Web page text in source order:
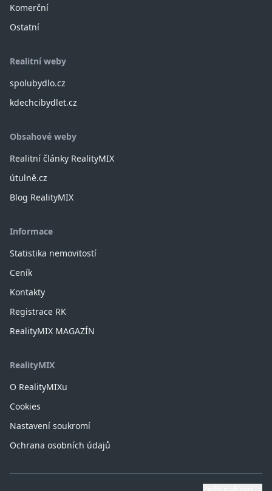
Komerční
Ostatní
Realitní weby
spolubydlo.cz
kdechcibydlet.cz
Obsahové weby
Realitní články RealityMIX
útulně.cz
Blog RealityMIX
Informace
Statistika nemovitostí
Ceník
Kontakty
Registrace RK
RealityMIX MAGAZÍN
RealityMIX
O RealityMIXu
Cookies
Nastavení soukromí
Ochrana osobních údajů